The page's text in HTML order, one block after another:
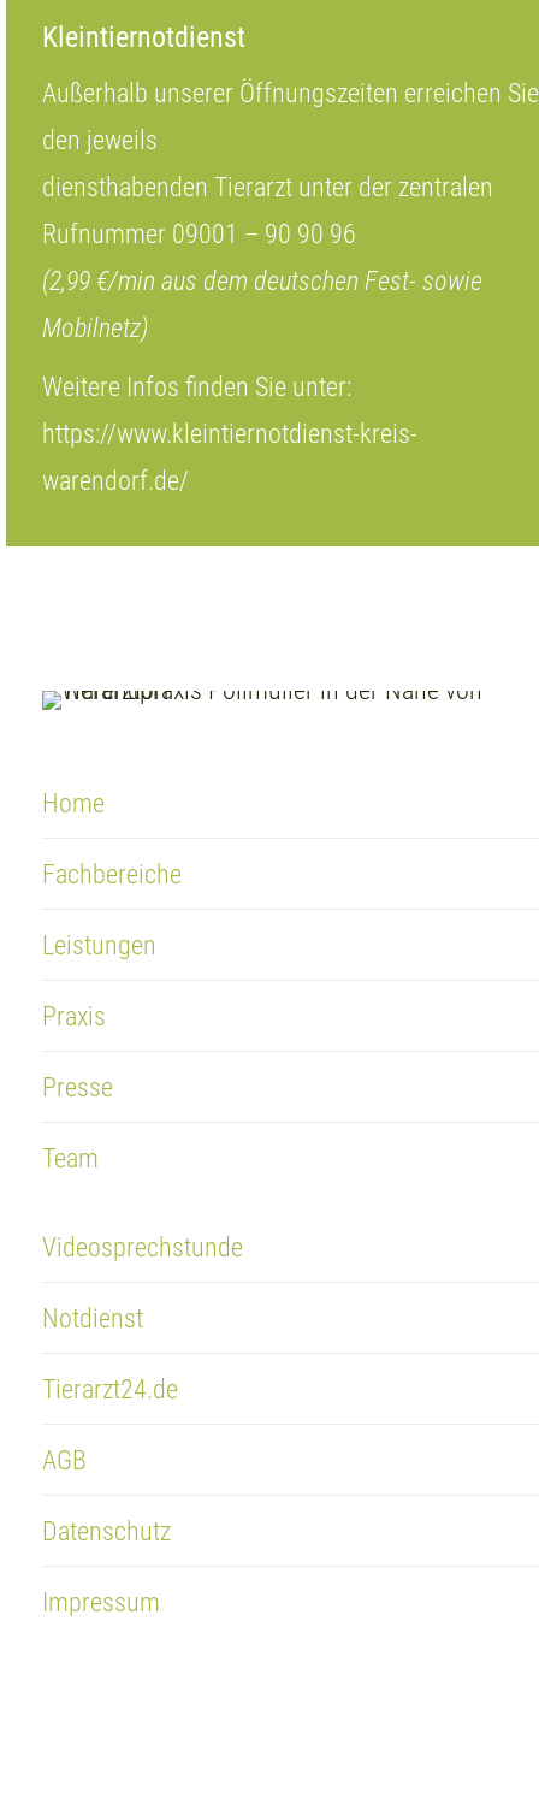
Kleintiernotdienst
Außerhalb unserer Öffnungszeiten erreichen Sie
den jeweils
diensthabenden Tierarzt unter der zentralen
Rufnummer 09001 – 90 90 96
(2,99 €/min aus dem deutschen Fest- sowie
Mobilnetz)
Weitere Infos finden Sie unter:
https://www.kleintiernotdienst-kreis-
warendorf.de/
Home
Fachbereiche
Leistungen
Praxis
Presse
Team
Videosprechstunde
Notdienst
Tierarzt24.de
AGB
Datenschutz
Impressum